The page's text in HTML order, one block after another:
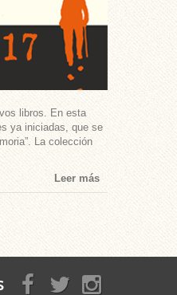
libros. En esta
ya iniciadas, que se
La colección
Leer más